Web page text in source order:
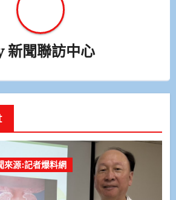
新聞聯訪中心
來源:記者爆料網